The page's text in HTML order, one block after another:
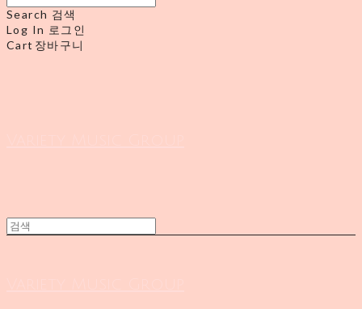
Search 검색
Log In 로그인
Cart 장바구니